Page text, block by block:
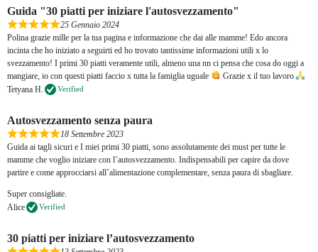
Guida "30 piatti per iniziare l'autosvezzamento"
25 Gennaio 2024
Polina grazie mille per la tua pagina e informazione che dai alle mamme! Edo ancora
incinta che ho iniziato a seguirti ed ho trovato tantissime informazioni utili x lo
svezzamento! I primi 30 piatti veramente utili, almeno una nn ci pensa che cosa do oggi a
mangiare, io con questi piatti faccio x tutta la famiglia uguale
Grazie x il tuo lavoro
Tetyana H.
Verified
Autosvezzamento senza paura
18 Settembre 2023
Guida ai tagli sicuri e I miei primi 30 piatti, sono assolutamente dei must per tutte le
mamme che voglio iniziare con l’autosvezzamento. Indispensabili per capire da dove
partire e come approcciarsi all’alimentazione complementare, senza paura di sbagliare.
Super consigliate.
Alice
Verified
30 piatti per iniziare l’autosvezzamento